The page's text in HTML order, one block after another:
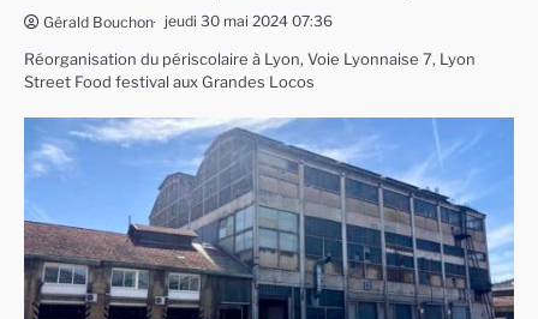
Gérald Bouchon jeudi 30 mai 2024 07:36
Réorganisation du périscolaire à Lyon, Voie Lyonnaise 7, Lyon
Street Food festival aux Grandes Locos